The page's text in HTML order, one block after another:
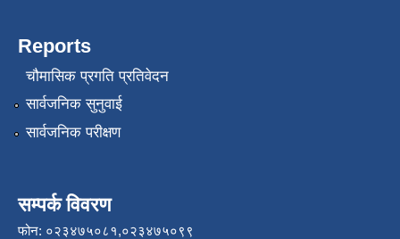
Reports
चौमासिक प्रगति प्रतिवेदन
सार्वजनिक सुनुवाई
सार्वजनिक परीक्षण
सम्पर्क विवरण
फोन: ०२३४७५०८१,०२३४७५०९९